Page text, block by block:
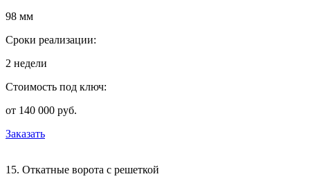
98 мм
Сроки реализации:
2 недели
Стоимость под ключ:
от 140 000 руб.
Заказать
15. Откатные ворота с решеткой